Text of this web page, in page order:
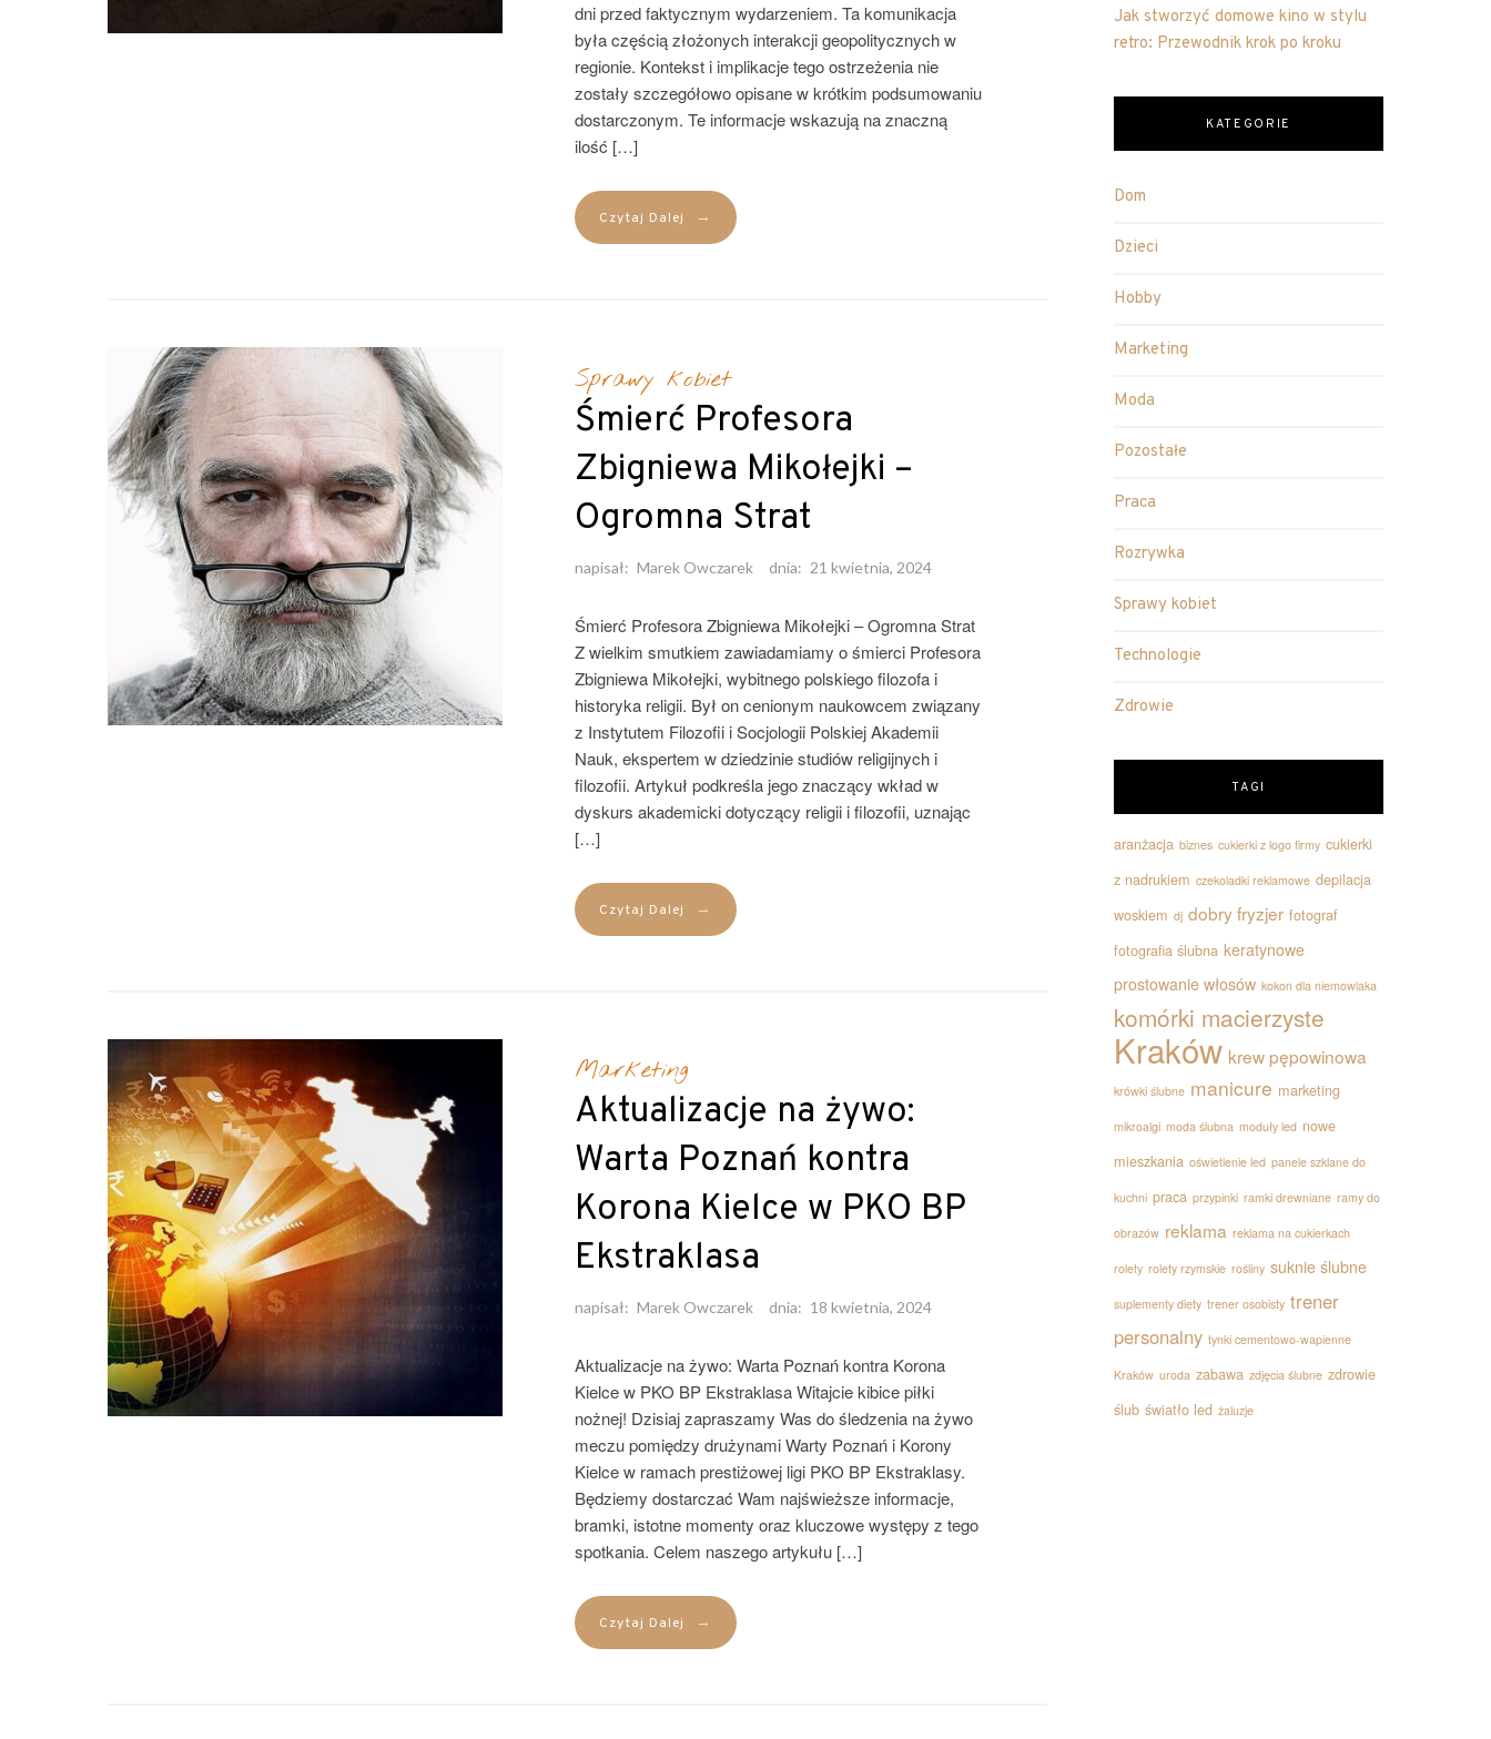
dni przed faktycznym wydarzeniem. Ta komunikacja
była częścią złożonych interakcji geopolitycznych w
regionie. Kontekst i implikacje tego ostrzeżenia nie
zostały szczegółowo opisane w krótkim podsumowaniu
dostarczonym. Te informacje wskazują na znaczną
ilość […]
Czytaj Dalej →
Sprawy kobiet
Śmierć Profesora
Zbigniewa Mikołejki –
Ogromna Strat
napisał: Marek Owczarek dnia: 21 kwietnia, 2024
Śmierć Profesora Zbigniewa Mikołejki – Ogromna Strat
Z wielkim smutkiem zawiadamiamy o śmierci Profesora
Zbigniewa Mikołejki, wybitnego polskiego filozofa i
historyka religii. Był on cenionym naukowcem związany
z Instytutem Filozofii i Socjologii Polskiej Akademii
Nauk, ekspertem w dziedzinie studiów religijnych i
filozofii. Artykuł podkreśla jego znaczący wkład w
dyskurs akademicki dotyczący religii i filozofii, uznając
[…]
Czytaj Dalej →
Marketing
Aktualizacje na żywo:
Warta Poznań kontra
Korona Kielce w PKO BP
Ekstraklasa
napisał: Marek Owczarek dnia: 18 kwietnia, 2024
Aktualizacje na żywo: Warta Poznań kontra Korona
Kielce w PKO BP Ekstraklasa Witajcie kibice piłki
nożnej! Dzisiaj zapraszamy Was do śledzenia na żywo
meczu pomiędzy drużynami Warty Poznań i Korony
Kielce w ramach prestiżowej ligi PKO BP Ekstraklasy.
Będziemy dostarczać Wam najświeższe informacje,
bramki, istotne momenty oraz kluczowe występy z tego
spotkania. Celem naszego artykułu […]
Czytaj Dalej →
Jak stworzyć domowe kino w stylu
retro: Przewodnik krok po kroku
KATEGORIE
Dom
Dzieci
Hobby
Marketing
Moda
Pozostałe
Praca
Rozrywka
Sprawy kobiet
Technologie
Zdrowie
TAGI
aranżacja biznes cukierki z logo firmy cukierki
z nadrukiem czekoladki reklamowe depilacja
woskiem dj dobry fryzjer fotograf
fotografia ślubna keratynowe
prostowanie włosów kokon dla niemowlaka
komórki macierzyste
Kraków krew pępowinowa
krówki ślubne manicure marketing
mikroalgi moda ślubna moduły led nowe
mieszkania oświetlenie led panele szklane do
kuchni praca przypinki ramki drewniane ramy do
obrazów reklama reklama na cukierkach
rolety rolety rzymskie rośliny suknie ślubne
suplementy diety trener osobisty trener
personalny tynki cementowo-wapienne
Kraków uroda zabawa zdjęcia ślubne zdrowie
ślub światło led żaluzje